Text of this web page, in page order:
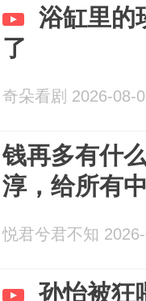
浴缸里的
了
奇朵看剧 2026-08-
钱再多有什
淳，给所有
悦君兮君不知
孙怡被狂